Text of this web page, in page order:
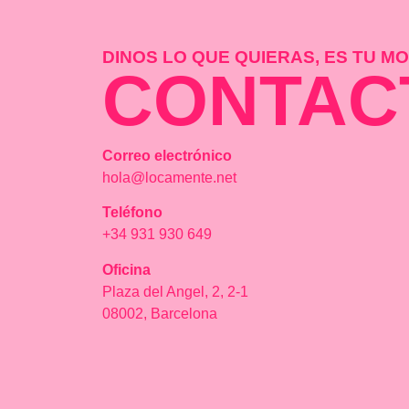
DINOS LO QUE QUIERAS, ES TU
Correo electrónico
hola@locamente.net
Teléfono
+34 931 930 649
Oficina
Plaza del Angel, 2, 2-1
08002, Barcelona